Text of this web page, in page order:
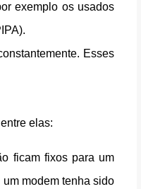
exemplo os usados
Esses
elas:
ficam fixos para um
modem tenha sido